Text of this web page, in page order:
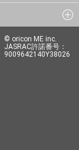
© oricon ME inc.
JASRAC許諾番号：
9009642140Y38026